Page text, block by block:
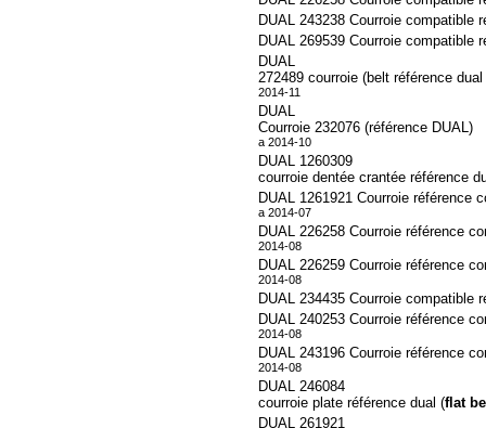
DUAL 243238 Courroie compatible
DUAL 269539 Courroie compatible
DUAL
272489 courroie (belt référence dual
2014-11
DUAL
Courroie 232076 (référence DUAL)
a 2014-10
DUAL 1260309
courroie dentée crantée référence
DUAL 1261921 Courroie référence
a 2014-07
DUAL 226258 Courroie référence
2014-08
DUAL 226259 Courroie référence
2014-08
DUAL 234435 Courroie compatible
DUAL 240253 Courroie référence
2014-08
DUAL 243196 Courroie référence
2014-08
DUAL 246084
courroie plate référence dual (flat
DUAL 261921